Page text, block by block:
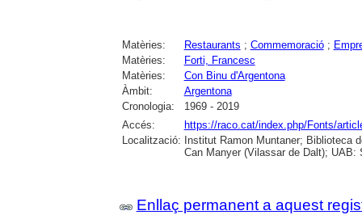
Matèries: Restaurants ; Commemoració;
Matèries:
Forti, Francesc
Matèries:
Con Binu d'Argentona
Àmbit:
Argentona
Cronologia:
1969 - 2019
Accés:
https://raco.cat/index.php/Fonts/
Localització: Institut Ramon Muntaner; Biblioteca
Can Manyer (Vilassar de Dalt); UAB:
Enllaç permanent a aquest